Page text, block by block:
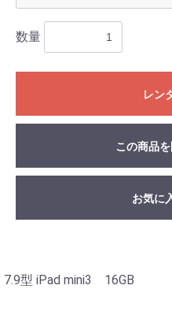
数量
レン
この商品
お気に
7.9型 iPad mini3 16GB